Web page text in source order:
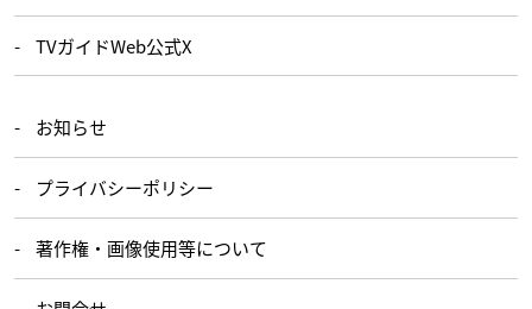
TVガイドWeb公式X
お知らせ
プライバシーポリシー
著作権・画像使用等について